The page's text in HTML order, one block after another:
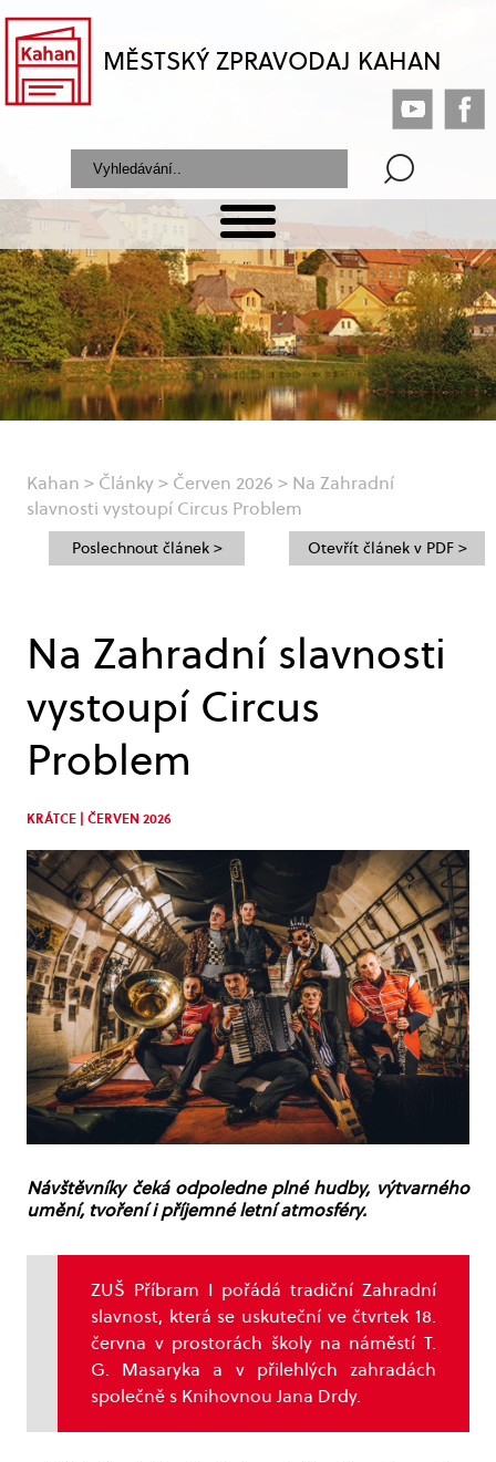
MĚSTSKÝ ZPRAVODAJ KAHAN
Kahan > Články> Červen 2026 > Na Zahradní
slavnosti vystoupí Circus Problem
Na Zahradní slavnosti
vystoupí Circus
Problem
KRÁTCE | ČERVEN 2026
Návštěvníky čeká odpoledne plné hudby, výtvarného
umění, tvoření i příjemné letní atmosféry.
ZUŠ Příbram I pořádá tradiční Zahradní
slavnost, která se uskuteční ve čtvrtek 18.
června v prostorách školy na náměstí T.
G. Masaryka a v přilehlých zahradách
společně s Knihovnou Jana Drdy.
Poslechnout článek > Otevřít článek v PDF >